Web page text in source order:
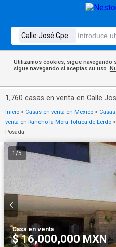
Utilizamos cookies, sigue navegando
sigue navegando si aceptas su uso.
1,760 casas en venta en Calle
Inicio > Casas en venta en Mexico >
venta en Rancho la Mora Toluca de Lerdo >
Posada
1 /5
Casa·en venta
$ 16,000,000 MXN